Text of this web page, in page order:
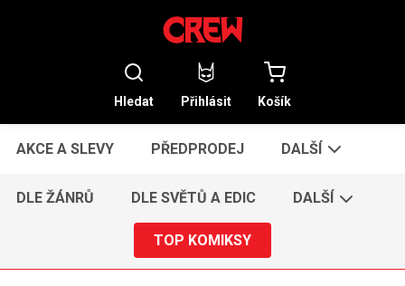
Hledat Přihlásit Košík
AKCE A SLEVY PŘEDPRODEJ DALŠÍ
DLE ŽÁNRŮ DLE SVĚTŮ A EDIC DALŠÍ
TOP KOMIKSY